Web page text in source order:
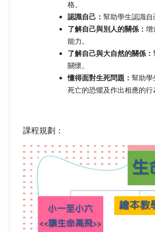
格。
認識自己： 幫助學生認識自
了解自己與別人的關係： 增
能力。
了解自己與大自然的關係：
關懷。
懂得面對生死問題： 幫助學
死亡的恐懼及作出相應的行
課程規劃：